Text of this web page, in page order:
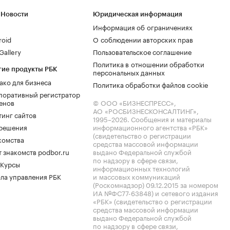
продукты РБК
для бизнеса
регистратор
сайтов
знакомств podbor.ru
управления РБК
Юридическая информация
Информация об ограничениях
О соблюдении авторских прав
Пользовательское соглашение
Политика в отношении обработки
персональных данных
Политика обработки файлов cookie
© ООО «БИЗНЕСПРЕСС»,
АО «РОСБИЗНЕСКОНСАЛТИНГ»,
1995–2026. Сообщения и материалы
информационного агентства «РБК»
(свидетельство о регистрации
средства массовой информации
выдано Федеральной службой
по надзору в сфере связи,
информационных технологий
и массовых коммуникаций
(Роскомнадзор) 09.12.2015 за номером
ИА №ФС77-63848) и сетевого издания
«РБК» (свидетельство о регистрации
средства массовой информации
выдано Федеральной службой
по надзору в сфере связи,